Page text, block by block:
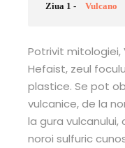
Ziua 1 - Vulcano
Potrivit mitologiei,
Hefaist, zeul
plastice. Se pot
vulcanice, de la
la gura
noroi sulfuric